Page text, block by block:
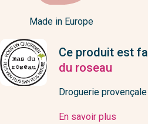
Made in Europe
Ce produit est
du roseau
Droguerie
En savoir plus